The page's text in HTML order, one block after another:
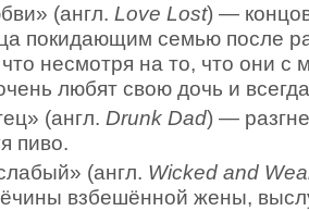
(англ. Love Lost) —
покидающим семью после
что несмотря на то, что они с
любят свою дочь и
(англ. Drunk Dad) —
пиво.
(англ. Wicked and
взбешённой жены,